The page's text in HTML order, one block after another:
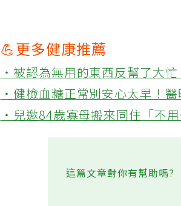
💪更多健康推薦
‧被認為無用的東西反幫了大
‧健檢血糖正常別安心太早！
‧兒邀84歲寡母搬來同住「不
這篇文章對你有幫助嗎?